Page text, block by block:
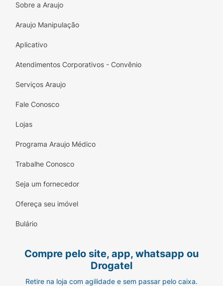
Lavitan Vitamina C Mastigável e faça o bem a
cada mastigada!
Sobre a Araujo
Araujo Manipulação
Aplicativo
Atendimentos Corporativos - Convênio
Serviços Araujo
Fale Conosco
Lojas
Programa Araujo Médico
Trabalhe Conosco
Seja um fornecedor
Ofereça seu imóvel
Bulário
Compre pelo site, app, whatsapp ou
Drogatel
Retire na loja com agilidade e sem passar pelo caixa.